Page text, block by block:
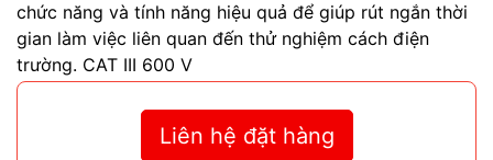
chức năng và tính năng hiệu quả để giúp rút ngắn thời
gian làm việc liên quan đến thử nghiệm cách điện
trường. CAT III 600 V
Liên hệ đặt hàng